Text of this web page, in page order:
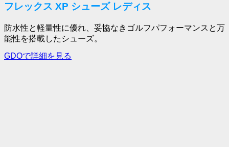
フレックス XP シューズ レディス
防水性と軽量性に優れ、妥協なきゴルフパフォーマンスと万
能性を搭載したシューズ。
GDOで詳細を見る